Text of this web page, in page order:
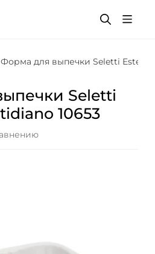
Форма для выпечки Seletti
Seletti
10653